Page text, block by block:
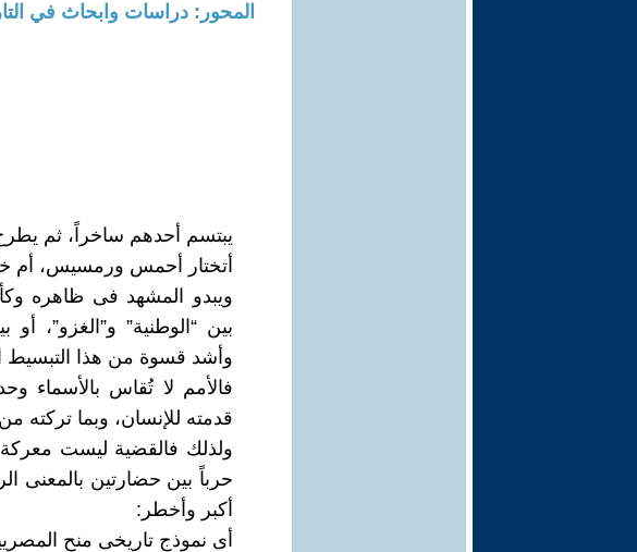
المحور: دراسات وابحاث في
يبتسم أحدهم ساخراً، ثم يطرح
أتختار أحمس ورمسيس، أم
ويبدو المشهد فى ظاهره
بين “الوطنية” و”الغزو”، أو
وأشد قسوة من هذا التبسيط
فالأمم لا تُقاس بالأسماء
قدمته للإنسان، وبما تركته
ولذلك فالقضية ليست
حرباً بين حضارتين بالمعنى
أكبر وأخطر:
أى نموذج تاريخى منح